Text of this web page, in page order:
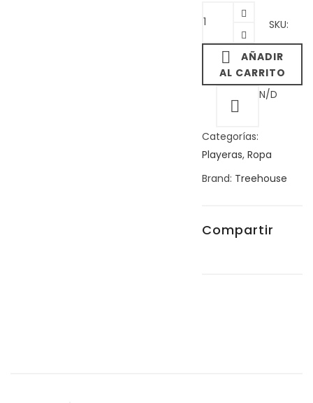
TREEHOUSE
-
SAT
Playera
quantity
AÑADIR
AL CARRITO
SKU:
N/D
Categorías:
Playeras,Ropa
Brand: Treehouse
Compartir